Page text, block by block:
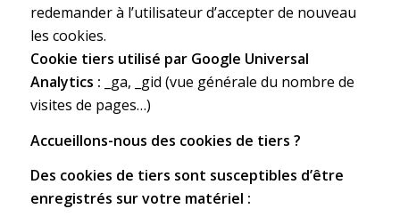
redemander à l’utilisateur d’accepter de nouveau
les cookies.
Cookie tiers utilisé par Google Universal
Analytics : _ga, _gid (vue générale du nombre de
visites de pages…)
Accueillons-nous des cookies de tiers ?
Des cookies de tiers sont susceptibles d’être
enregistrés sur votre matériel :